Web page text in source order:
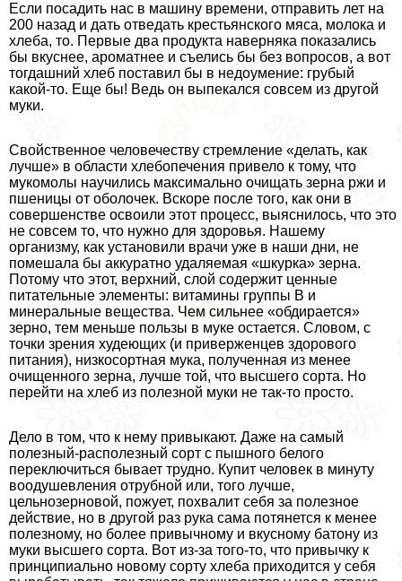
Если посадить нас в машину времени, отправить лет на
200 назад и дать отведать крестьянского мяса, молока и
хлеба, то. Первые два продукта наверняка показались
бы вкуснее, ароматнее и съелись бы без вопросов, а вот
тогдашний хлеб поставил бы в недоумение: грубый
какой-то. Еще бы! Ведь он выпекался совсем из другой
муки.
Свойственное человечеству стремление «делать, как
лучше» в области хлебопечения привело к тому, что
мукомолы научились максимально очищать зерна ржи и
пшеницы от оболочек. Вскоре после того, как они в
совершенстве освоили этот процесс, выяснилось, что это
не совсем то, что нужно для здоровья. Нашему
организму, как установили врачи уже в наши дни, не
помешала бы аккуратно удаляемая «шкурка» зерна.
Потому что этот, верхний, слой содержит ценные
питательные элементы: витамины группы В и
минеральные вещества. Чем сильнее «обдирается»
зерно, тем меньше пользы в муке остается. Словом, с
точки зрения худеющих (и приверженцев здорового
питания), низкосортная мука, полученная из менее
очищенного зерна, лучше той, что высшего сорта. Но
перейти на хлеб из полезной муки не так-то просто.
Дело в том, что к нему привыкают. Даже на самый
полезный-располезный сорт с пышного белого
переключиться бывает трудно. Купит человек в минуту
воодушевления отрубной или, того лучше,
цельнозерновой, пожует, похвалит себя за полезное
действие, но в другой раз рука сама потянется к менее
полезному, но более привычному и вкусному батону из
муки высшего сорта. Вот из-за того-то, что привычку к
принципиально новому сорту хлеба приходится у себя